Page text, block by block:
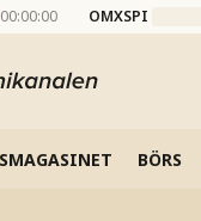
00:00:00 OMXSPI
BÖRS